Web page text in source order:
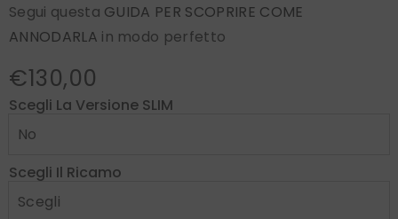
Segui questa GUIDA PER SCOPRIRE COME
ANNODARLA in modo perfetto
€130,00
Scegli La Versione SLIM
Scegli Il Ricamo